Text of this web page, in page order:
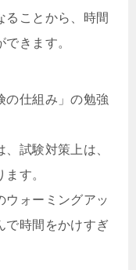
ることから、時間
きます。
の仕組み」の勉強
、試験対策上は、
す。
ウォーミングアッ
で時間をかけすぎ